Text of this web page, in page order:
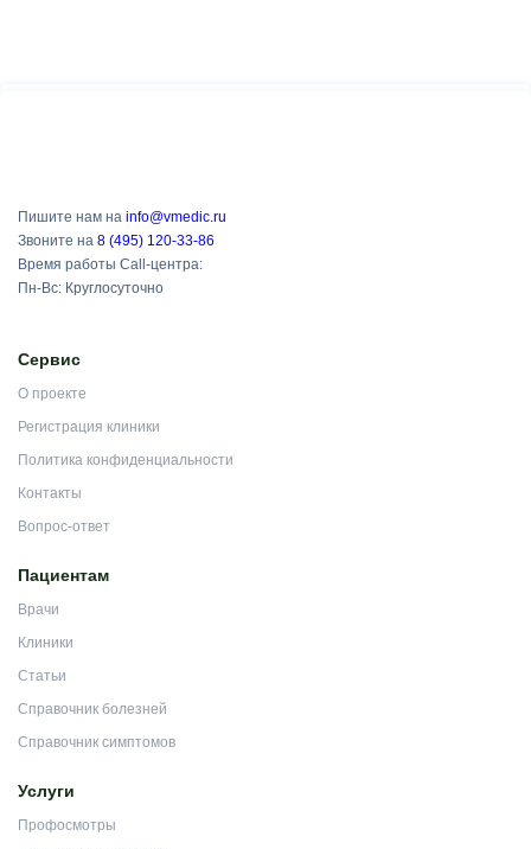
Сервис
О проекте
Регистрация клиники
Политика конфиденциальности
Контакты
Вопрос-ответ
Пациентам
Врачи
Клиники
Статьи
Справочник болезней
Справочник симптомов
Услуги
Профосмотры
Пишите нам на info@vmedic.ru
Звоните на 8 (495) 120-33-86
Время работы Call-центра:
Пн-Вс: Круглосуточно